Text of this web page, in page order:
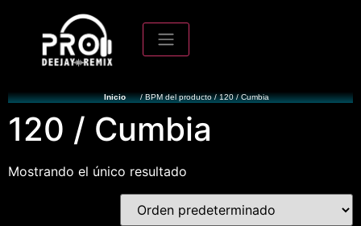
Inicio / BPM del producto / 120 / Cumbia
120 / Cumbia
Mostrando el único resultado